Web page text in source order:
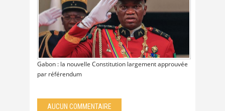
Gabon : la nouvelle Constitution largement approuvée
par référendum
AUCUN COMMENTAIRE